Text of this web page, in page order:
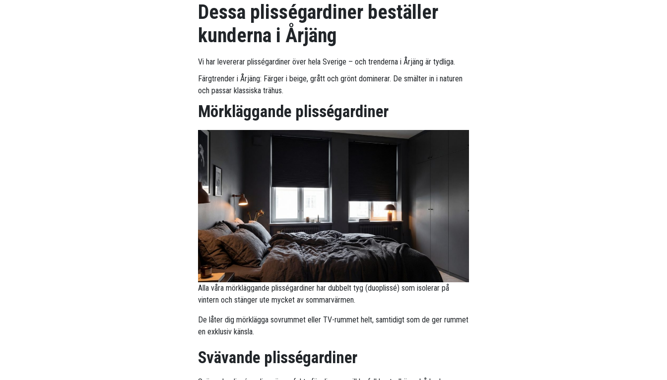
Dessa plisségardiner beställer
kunderna i Årjäng
Vi har levererar plisségardiner över hela Sverige – och trenderna i Årjäng är tydliga.
Färgtrender i Årjäng: Färger i beige, grått och grönt dominerar. De smälter in i naturen
och passar klassiska trähus.
Mörkläggande plisségardiner
Alla våra mörkläggande plisségardiner har dubbelt tyg (duoplissé) som isolerar på
vintern och stänger ute mycket av sommarvärmen.
De låter dig mörklägga sovrummet eller TV-rummet helt, samtidigt som de ger rummet
en exklusiv känsla.
Svävande plisségardiner